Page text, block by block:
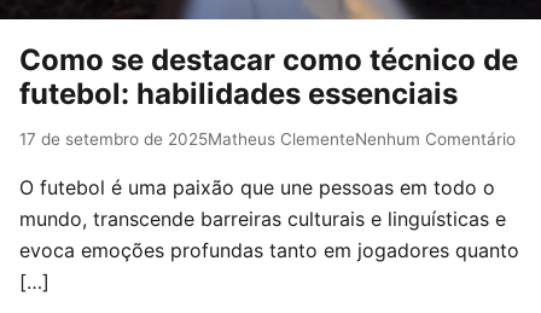
Como se destacar como técnico de
futebol: habilidades essenciais
17 de setembro de 2025Matheus ClementeNenhum Comentário
O futebol é uma paixão que une pessoas em todo o
mundo, transcende barreiras culturais e linguísticas e
evoca emoções profundas tanto em jogadores quanto
[…]